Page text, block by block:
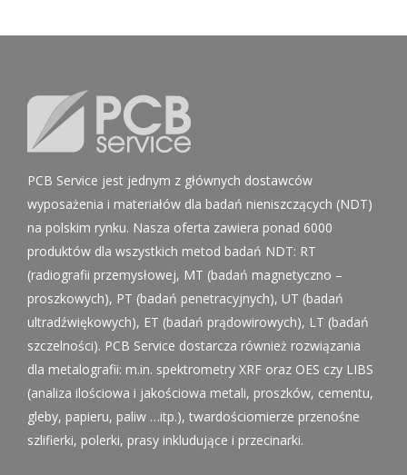
PCB Service jest jednym z głównych dostawców
wyposażenia i materiałów dla badań nieniszczących (NDT)
na polskim rynku. Nasza oferta zawiera ponad 6000
produktów dla wszystkich metod badań NDT: RT
(radiografii przemysłowej, MT (badań magnetyczno –
proszkowych), PT (badań penetracyjnych), UT (badań
ultradźwiękowych), ET (badań prądowirowych), LT (badań
szczelności). PCB Service dostarcza również rozwiązania
dla metalografii: m.in. spektrometry XRF oraz OES czy LIBS
(analiza ilościowa i jakościowa metali, proszków, cementu,
gleby, papieru, paliw …itp.), twardościomierze przenośne
szlifierki, polerki, prasy inkludujące i przecinarki.